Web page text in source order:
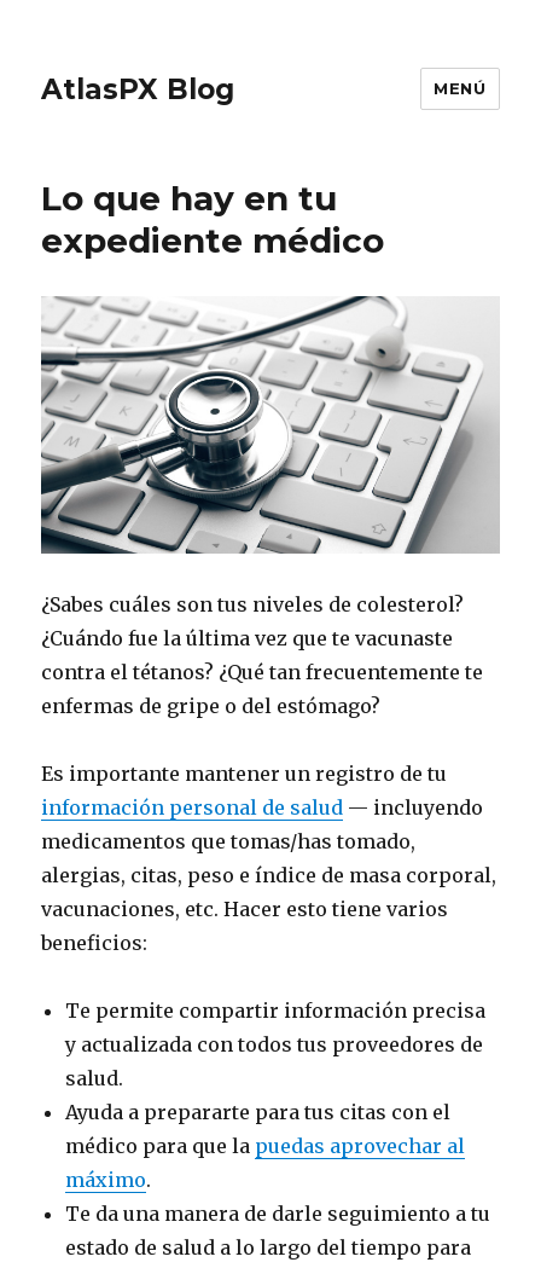
AtlasPX Blog MENÚ
Lo que hay en tu
expediente médico
¿Sabes cuáles son tus niveles de colesterol?
¿Cuándo fue la última vez que te vacunaste
contra el tétanos? ¿Qué tan frecuentemente te
enfermas de gripe o del estómago?
Es importante mantener un registro de tu
información personal de salud — incluyendo
medicamentos que tomas/has tomado,
alergias, citas, peso e índice de masa corporal,
vacunaciones, etc. Hacer esto tiene varios
beneficios:
Te permite compartir información precisa
y actualizada con todos tus proveedores de
salud.
Ayuda a prepararte para tus citas con el
médico para que la puedas aprovechar al
máximo.
Te da una manera de darle seguimiento a tu
estado de salud a lo largo del tiempo para